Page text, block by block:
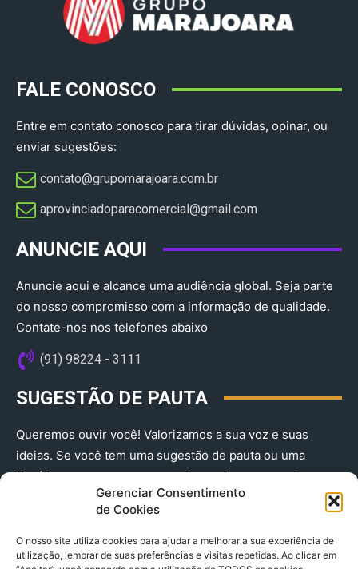
Gerenciar Consentimento
de Cookies
O nosso site utiliza cookies para ajudar a melhorar a sua experiência de
utilização, lembrar de suas preferências e visitas repetidas. Ao clicar em
FALE CONOSCO
Entre em contato conosco para tirar dúvidas, opinar, ou
enviar sugestões:
contato@grupomarajoara.com.br
aprovinciadoparacomercial@gmail.com​
ANUNCIE AQUI
Anuncie aqui e alcance uma audiência global. Seja parte
do nosso compromisso com a informação de qualidade.
Contate-nos nos telefones abaixo
(91) 98224 - 3111
SUGESTÃO DE PAUTA
Queremos ouvir você! Valorizamos a sua voz e suas
ideias. Se você tem uma sugestão de pauta ou uma
história que merece ser contada, envie-nos agora!
(91) 98224 - 3111